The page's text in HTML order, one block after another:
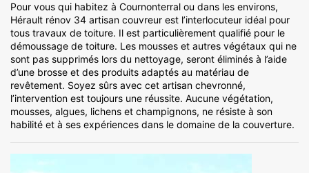
Pour vous qui habitez à Cournonterral ou dans les environs,
Hérault rénov 34 artisan couvreur est l’interlocuteur idéal pour
tous travaux de toiture. Il est particulièrement qualifié pour le
démoussage de toiture. Les mousses et autres végétaux qui ne
sont pas supprimés lors du nettoyage, seront éliminés à l’aide
d’une brosse et des produits adaptés au matériau de
revêtement. Soyez sûrs avec cet artisan chevronné,
l’intervention est toujours une réussite. Aucune végétation,
mousses, algues, lichens et champignons, ne résiste à son
habilité et à ses expériences dans le domaine de la couverture.